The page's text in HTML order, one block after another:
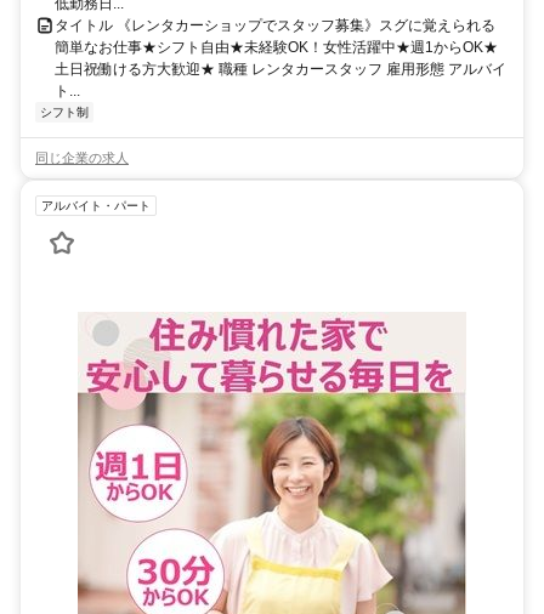
低勤務日...
タイトル 《レンタカーショップでスタッフ募集》スグに覚えられる
簡単なお仕事★シフト自由★未経験OK！女性活躍中★週1からOK★
土日祝働ける方大歓迎★ 職種 レンタカースタッフ 雇用形態 アルバイ
ト...
シフト制
同じ企業の求人
アルバイト・パート